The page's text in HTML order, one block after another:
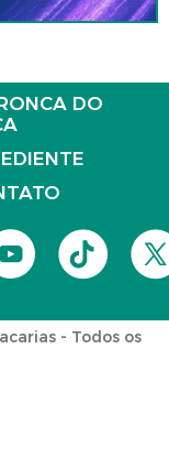
DO
- Todos os